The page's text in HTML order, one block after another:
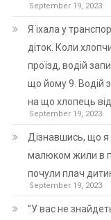
September 19, 2023
Я їхала у
діток. Коли
проїзд, водій
що йому 9. Водій
на що хлопець
September 19, 2023
Дізнавшись, що я
малюком жили в
почули плач
September 19, 2023
”У вас не